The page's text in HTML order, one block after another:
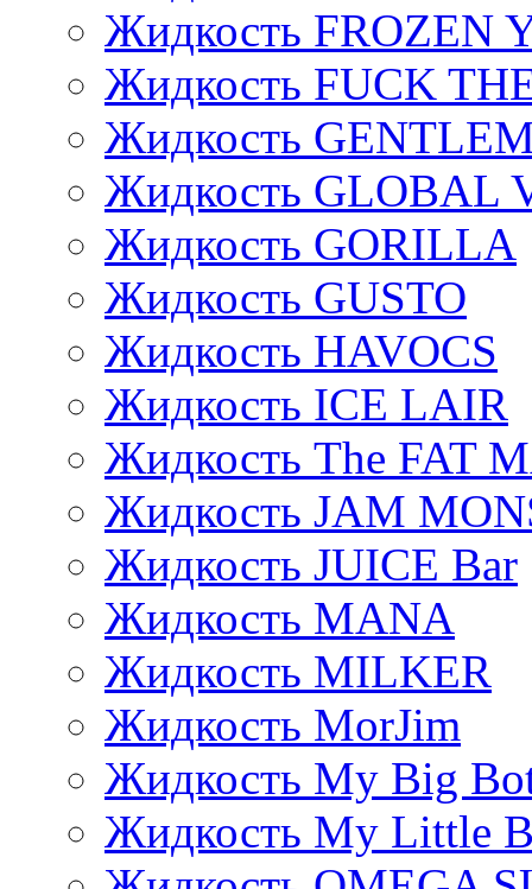
Жидкость FROZEN
Жидкость FUCK
Жидкость
Жидкость GLOBAL
Жидкость GORILLA
Жидкость GUSTO
Жидкость HAVOCS
Жидкость ICE LAIR
Жидкость The FAT
Жидкость JAM
Жидкость JUICE Bar
Жидкость MANA
Жидкость MILKER
Жидкость MorJim
Жидкость My Big
Жидкость My Little